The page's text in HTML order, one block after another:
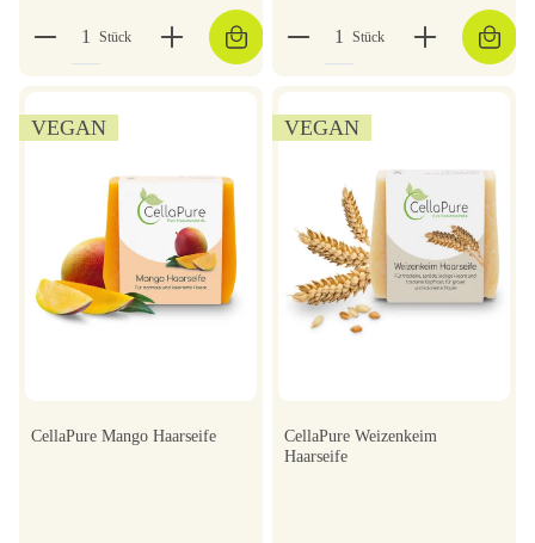
Stück Stück
VEGAN
CellaPure Mango Haarseife
VEGAN
CellaPure Weizenkeim
Haarseife